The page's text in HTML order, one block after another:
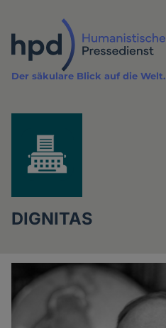
Inhalt
Der säkulare Blick auf die Welt.
DIGNITAS
Artikel
der